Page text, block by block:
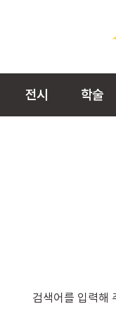
전시 학술